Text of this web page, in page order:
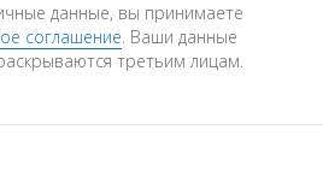
данные, вы принимаете
соглашение. Ваши данные
третьим лицам.